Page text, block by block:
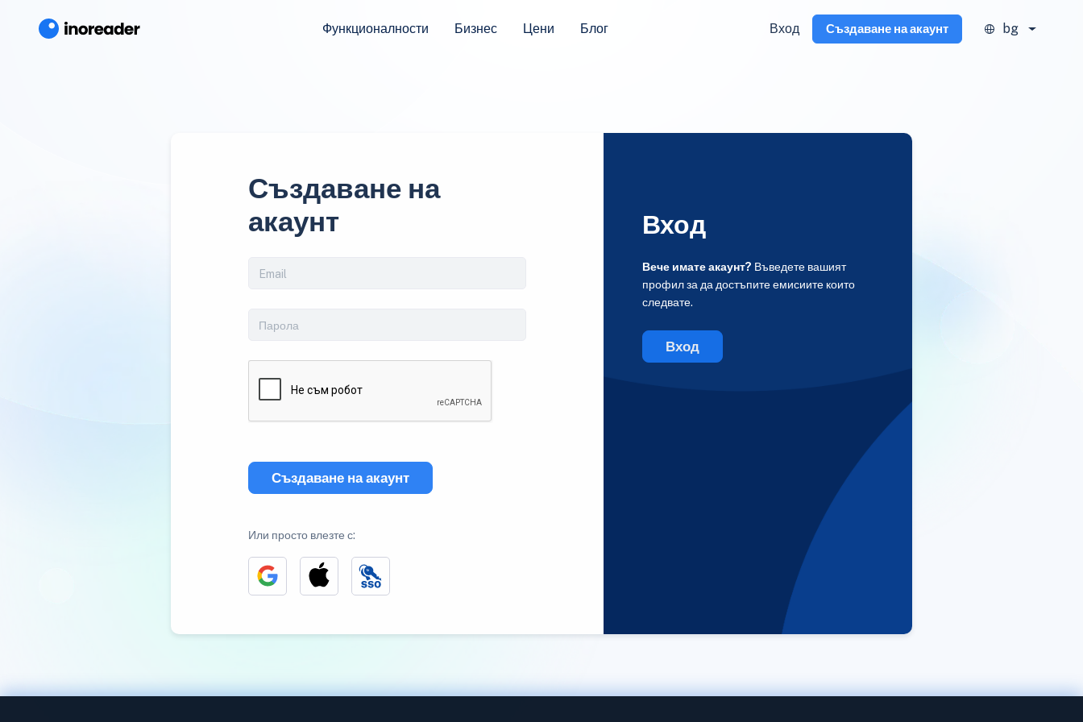
Функционалности Бизнес Цени Блог Вход Създаване на акаунт bg
Създаване на
акаунт
Създаване на акаунт
Или просто влезте с:
Вход
Вече имате акаунт? Въведете вашият
профил за да достъпите емисиите които
следвате.
Вход